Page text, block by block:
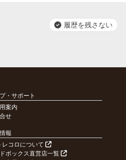
履歴を残さない
・サポート
案内
せ
報
レコロについて
ボックス直営店一覧